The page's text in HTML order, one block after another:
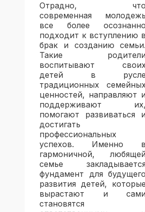
Отрадно, что
современная молодежь
все более осознанно
подходит к вступлению в
брак и созданию семьи.
Такие родители
воспитывают
детей в русле
традиционных
ценностей, направляют и
поддерживают их,
помогают развиваться и
достигать
профессиональных
успехов. Именно в
гармоничной, любящей
семье закладывается
фундамент для будущего
развития детей, которые
вырастают и сами
становятся